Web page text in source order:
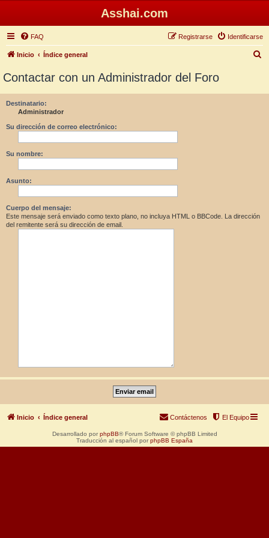
Asshai.com
FAQ Identificarse
Registrarse
Inicio Índice general
Contactar con un Administrador del Foro
Destinatario:
Administrador
Su dirección de correo electrónico:
Su nombre:
Asunto:
Cuerpo del mensaje:
Este mensaje será enviado como texto plano, no incluya HTML o BBCode. La dirección
del remitente será su dirección de email.
Inicio Índice general El Equipo
Contáctenos
Desarrollado por phpBB® Forum Software © phpBB Limited
Traducción al español por phpBB España